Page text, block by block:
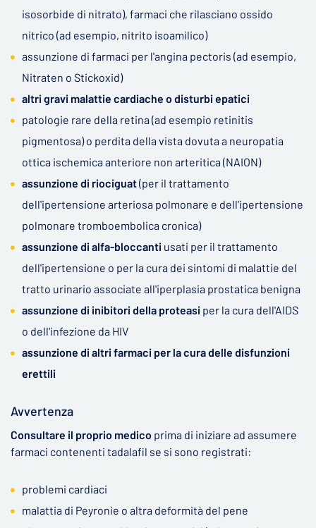
isosorbide di nitrato), farmaci che rilasciano ossido
nitrico (ad esempio, nitrito isoamilico)
assunzione di farmaci per l'angina pectoris (ad esempio,
Nitraten o Stickoxid)
altri gravi malattie cardiache o disturbi epatici
patologie rare della retina (ad esempio retinitis
pigmentosa) o perdita della vista dovuta a neuropatia
ottica ischemica anteriore non arteritica (NAION)
assunzione di riociguat(per il trattamento
dell'ipertensione arteriosa polmonare e dell'ipertensione
polmonare tromboembolica cronica)
assunzione di alfa-bloccanti usati per il trattamento
dell'ipertensione o per la cura dei sintomi di malattie del
tratto urinario associate all'iperplasia prostatica benigna
assunzione di inibitori della proteasi per la cura dell'AIDS
o dell'infezione da HIV
assunzione di altri farmaci per la cura delle disfunzioni
erettili
Avvertenza
Consultare il proprio medico prima di iniziare ad assumere
farmaci contenenti tadalafil se si sono registrati:
problemi cardiaci
malattia di Peyronie o altra deformità del pene